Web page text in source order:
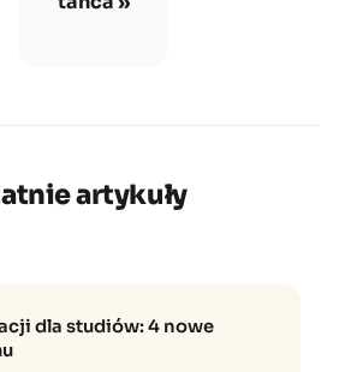
artykuły
dla studiów: 4 nowe